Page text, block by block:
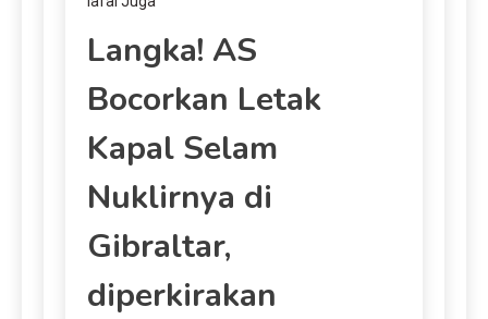
Langka! AS
Bocorkan Letak
Kapal Selam
Nuklirnya di
Gibraltar,
diperkirakan